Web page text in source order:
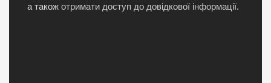
а також отримати доступ до довідкової інформації.